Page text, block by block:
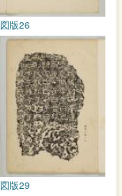
図版26
図版29